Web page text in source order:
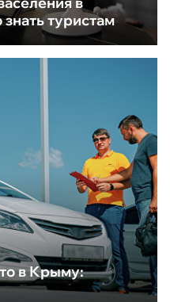
туристам
в Крыму: